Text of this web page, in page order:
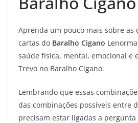
Aprenda um pouco mais sobre as
cartas do Baralho Cigano
saúde física, mental, emocional e
Trevo no Baralho Cigano.
Lembrando que essas
das combinações possíveis entre
precisam estar ligadas a